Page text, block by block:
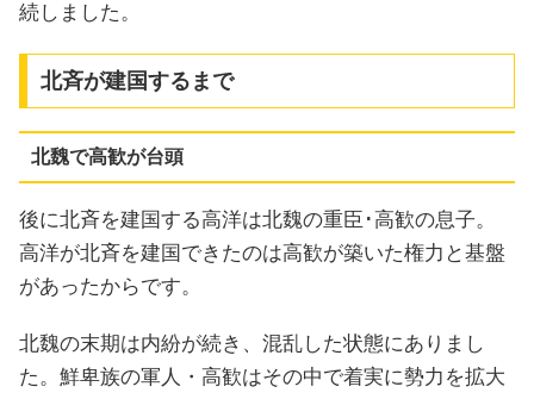
続しました。
北斉が建国するまで
北魏で高歓が台頭
後に北斉を建国する高洋は北魏の重臣･高歓の息子。
高洋が北斉を建国できたのは高歓が築いた権力と基盤
があったからです。
北魏の末期は内紛が続き、混乱した状態にありまし
た。鮮卑族の軍人・高歓はその中で着実に勢力を拡大